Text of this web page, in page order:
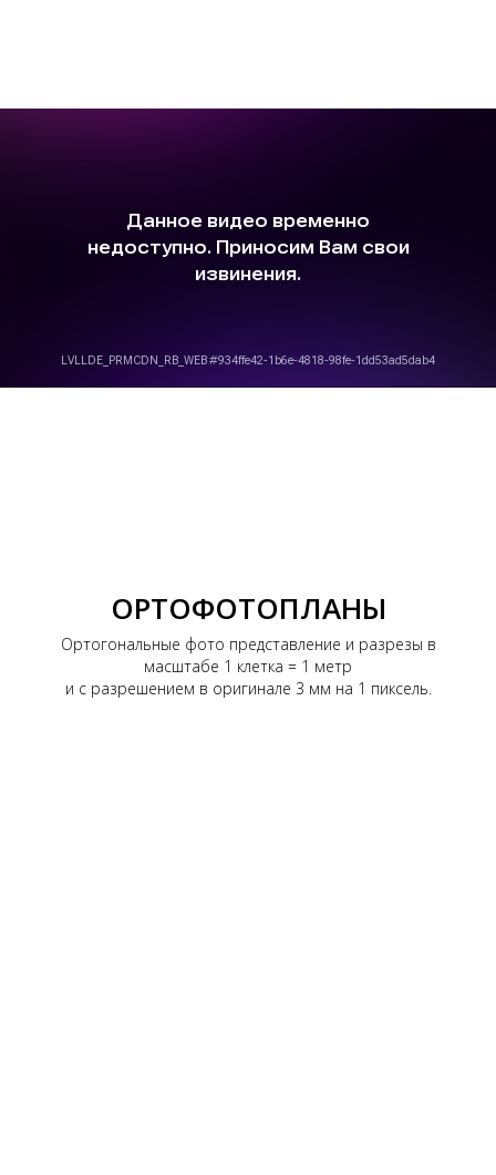
ОРТОФОТОПЛАНЫ
Ортогональные фото представление и разрезы в
масштабе 1 клетка = 1 метр
и с разрешением в оригинале 3 мм на 1 пиксель.